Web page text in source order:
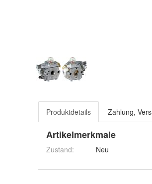
Produktdetails Zahlung,
Artikelmerkmale
Zustand: Neu